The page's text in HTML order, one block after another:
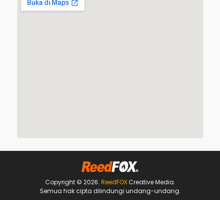
Copyright © 2026. ReedFOXCreative Media.
Semua hak cipta dilindungi undang-undang.